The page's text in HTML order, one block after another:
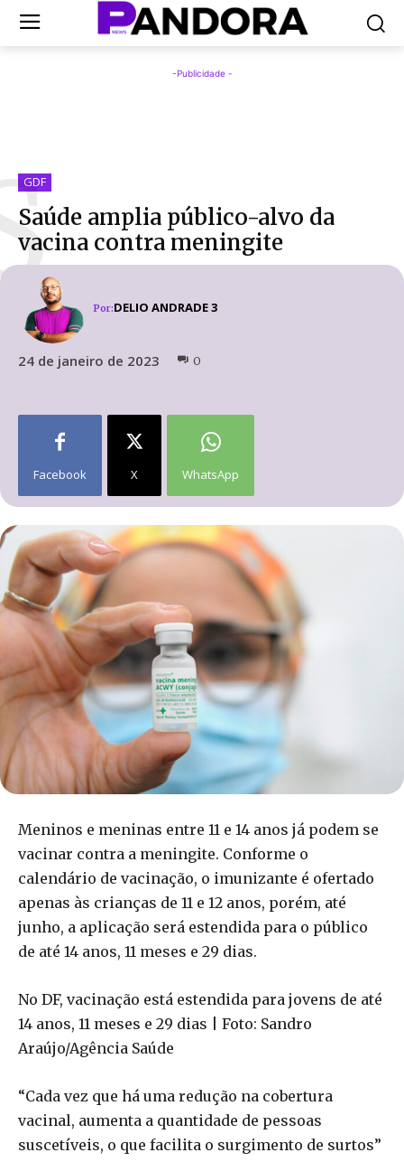
-Publicidade -
GDF
Saúde amplia público-alvo da
vacina contra meningite
Por:DELIO ANDRADE 3
24 de janeiro de 2023 0
Facebook X WhatsApp
Meninos e meninas entre 11 e 14 anos já podem se
vacinar contra a meningite. Conforme o
calendário de vacinação, o imunizante é ofertado
apenas às crianças de 11 e 12 anos, porém, até
junho, a aplicação será estendida para o público
de até 14 anos, 11 meses e 29 dias.
No DF, vacinação está estendida para jovens de até
14 anos, 11 meses e 29 dias | Foto: Sandro
Araújo/Agência Saúde
“Cada vez que há uma redução na cobertura
vacinal, aumenta a quantidade de pessoas
suscetíveis, o que facilita o surgimento de surtos”